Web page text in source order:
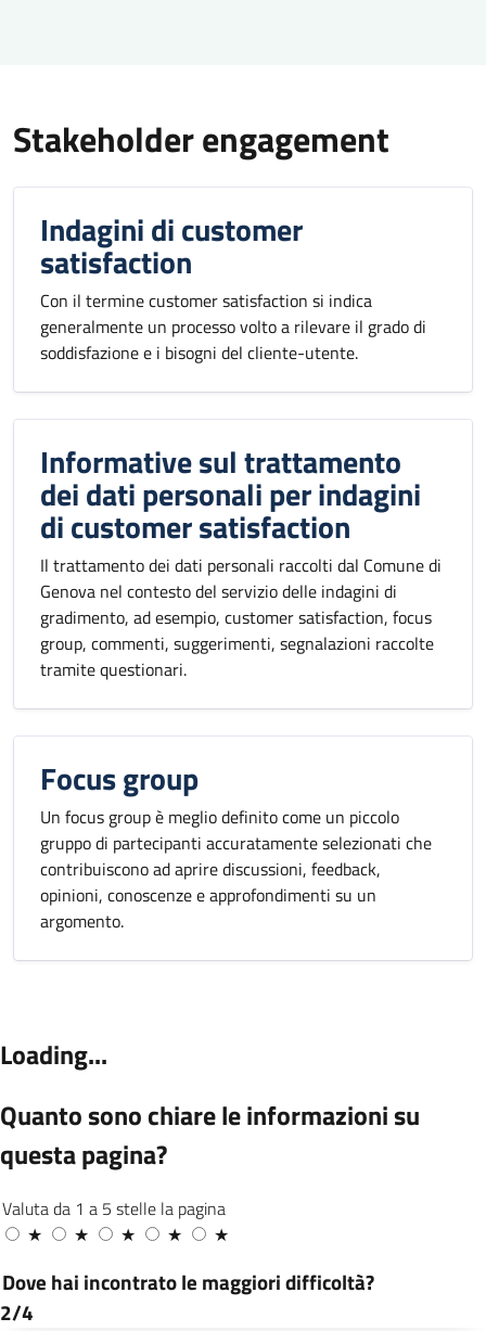
Stakeholder engagement
Indagini di customer
satisfaction
Con il termine customer satisfaction si indica
generalmente un processo volto a rilevare il grado di
soddisfazione e i bisogni del cliente-utente.
Informative sul trattamento
dei dati personali per indagini
di customer satisfaction
Il trattamento dei dati personali raccolti dal Comune di
Genova nel contesto del servizio delle indagini di
gradimento, ad esempio, customer satisfaction, focus
group, commenti, suggerimenti, segnalazioni raccolte
tramite questionari.
Focus group
Un focus group è meglio definito come un piccolo
gruppo di partecipanti accuratamente selezionati che
contribuiscono ad aprire discussioni, feedback,
opinioni, conoscenze e approfondimenti su un
argomento.